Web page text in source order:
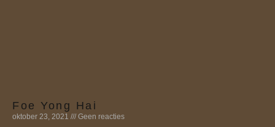
Foe Yong Hai
oktober 23, 2021 Geen reacties